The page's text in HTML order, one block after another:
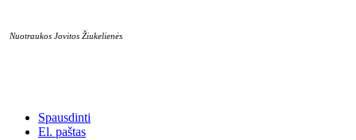
Nuotraukos Jovitos Žiukelienės
Spausdinti
El. paštas